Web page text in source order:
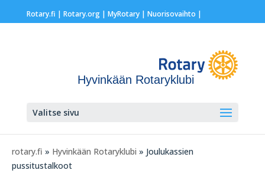
Rotary.fi | Rotary.org| MyRotary | Nuorisovaihto |
Hyvinkään Rotaryklubi
Valitse sivu
rotary.fi » Hyvinkään Rotaryklubi » Joulukassien
pussitustalkoot